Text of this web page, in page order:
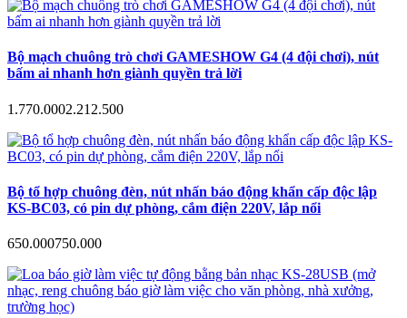
Bộ mạch chuông trò chơi GAMESHOW G4 (4 đội chơi), nút
bấm ai nhanh hơn giành quyền trả lời
1.770.0002.212.500
Bộ tổ hợp chuông đèn, nút nhấn báo động khẩn cấp độc lập
KS-BC03, có pin dự phòng, cắm điện 220V, lắp nổi
650.000750.000